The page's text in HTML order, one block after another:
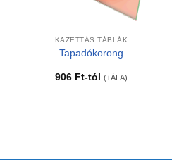
KAZETTÁS TÁBLÁK
Tapadókorong
906 Ft-tól (+ÁFA)